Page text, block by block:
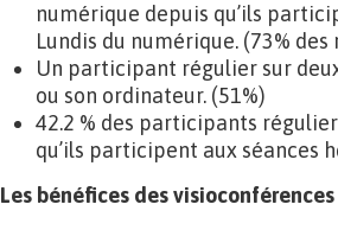
numérique depuis qu’ils
Lundis du numérique. (73%
Un participant régulier sur
ou son ordinateur. (51%)
42.2 % des participants
qu’ils participent aux séances
Les bénéfices des